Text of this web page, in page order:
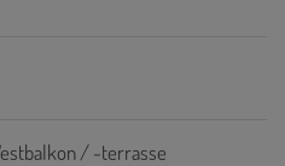
/ -terrasse